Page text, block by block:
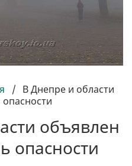
/ В Днепре и области
объявлен
опасности